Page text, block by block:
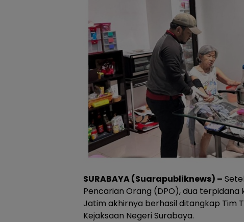
SURABAYA (Suarapubliknews) –
Pencarian Orang (DPO), dua
Jatim akhirnya berhasil ditangkap Tim
Kejaksaan Negeri Surabaya.